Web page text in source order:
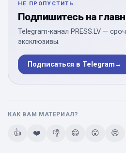
НЕ ПРОПУСТИТЬ
Подпишитесь на
Telegram-канал PRESS.LV —
эксклюзивы.
Подписаться в Telegram→
КАК ВАМ МАТЕРИАЛ?
👍 ❤️ 👎 😄 😮 😢